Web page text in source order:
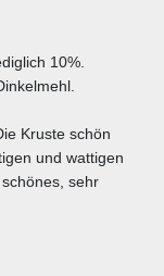
10%.
Kruste schön
und wattigen
sehr